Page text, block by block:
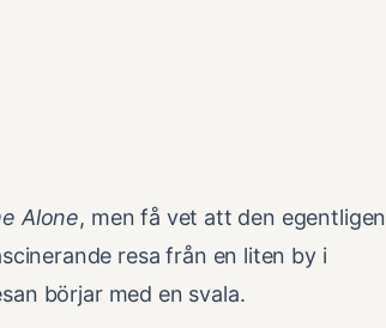
Alone, men få vet att den egentligen
resa från en liten by i
börjar med en svala.